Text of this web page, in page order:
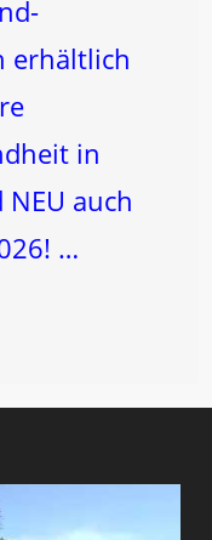
erhältlich
in
auch
…